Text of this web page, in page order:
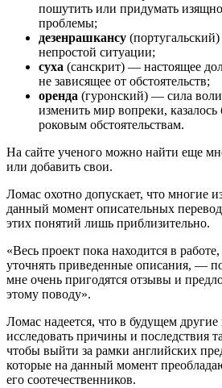
пошутить или придумать
проблемы;
дезенрашкансу
непростой ситуации;
суха (санскрит) — настоящее
не зависящее от обстоятельств;
оренда (гуронский) — сила воли
изменить мир вопреки,
роковым обстоятельствам.
На сайте ученого можно найти еще
или добавить свои.
Ломас охотно допускает, что многие
данный момент описательных
этих понятий лишь приблизительно.
«Весь проект пока находится в
уточнять приведенные описания, —
мне очень пригодятся отзывы и
этому поводу».
Ломас надеется, что в будущем
исследовать причины и последствия
чтобы выйти за рамки английских
которые на данный момент
его соотечественников.